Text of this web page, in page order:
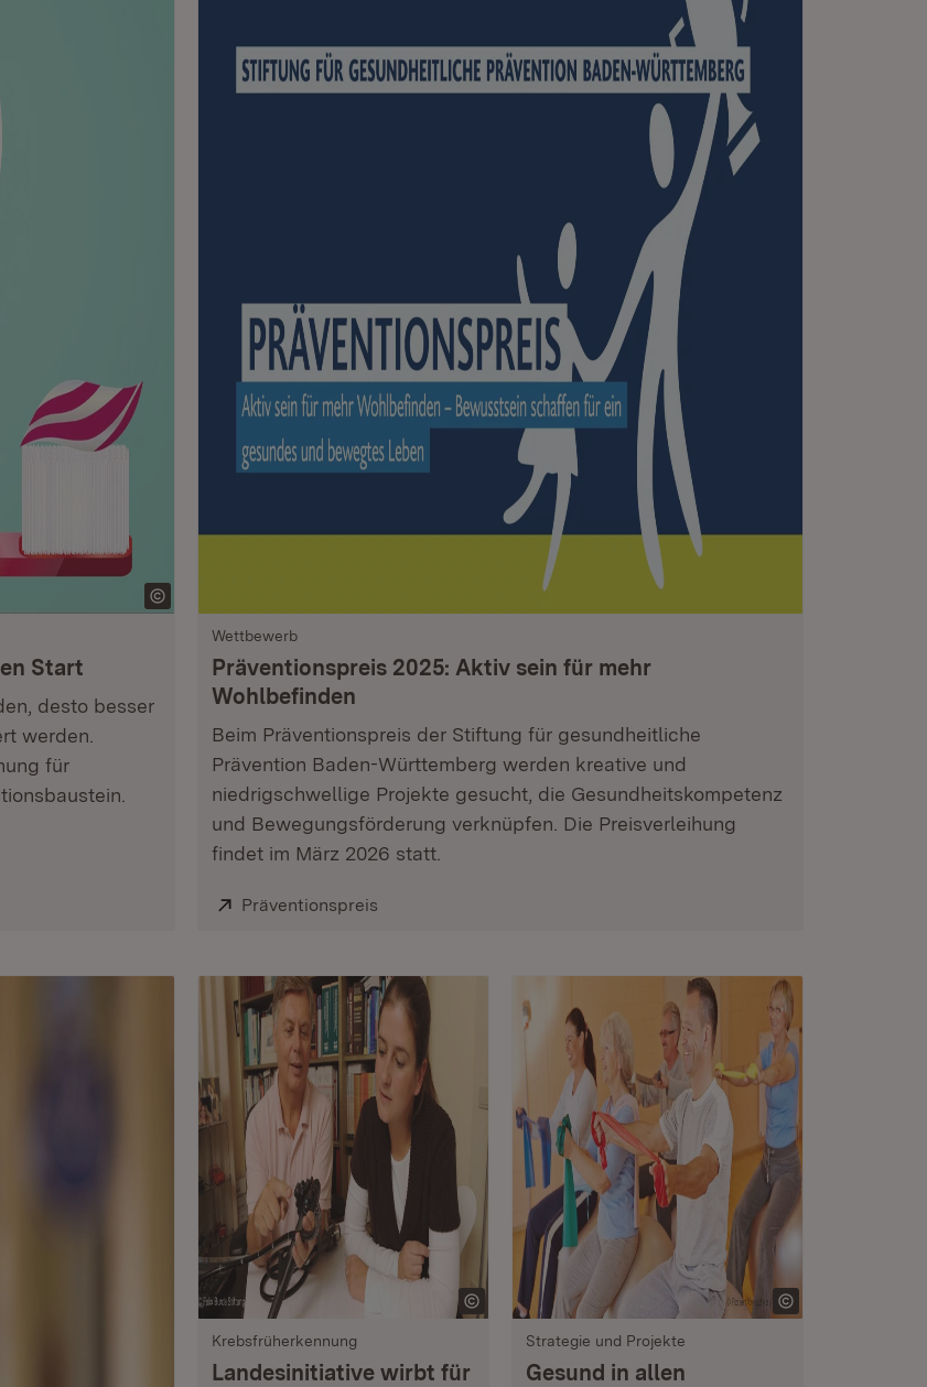
Start
desto besser
werden.
für
Wettbewerb
Präventionspreis 2025: Aktiv sein für mehr
Wohlbefinden
Beim Präventionspreis der Stiftung für gesundheitliche
Prävention Baden-Württemberg werden kreative und
niedrigschwellige Projekte gesucht, die Gesundheitskompetenz
und Bewegungsförderung verknüpfen. Die Preisverleihung
findet im März 2026 statt.
Extern:
Präventionspreis
Krebsfrüherkennung
Landesinitiative wirbt für
Strategie und Projekte
Gesund in allen